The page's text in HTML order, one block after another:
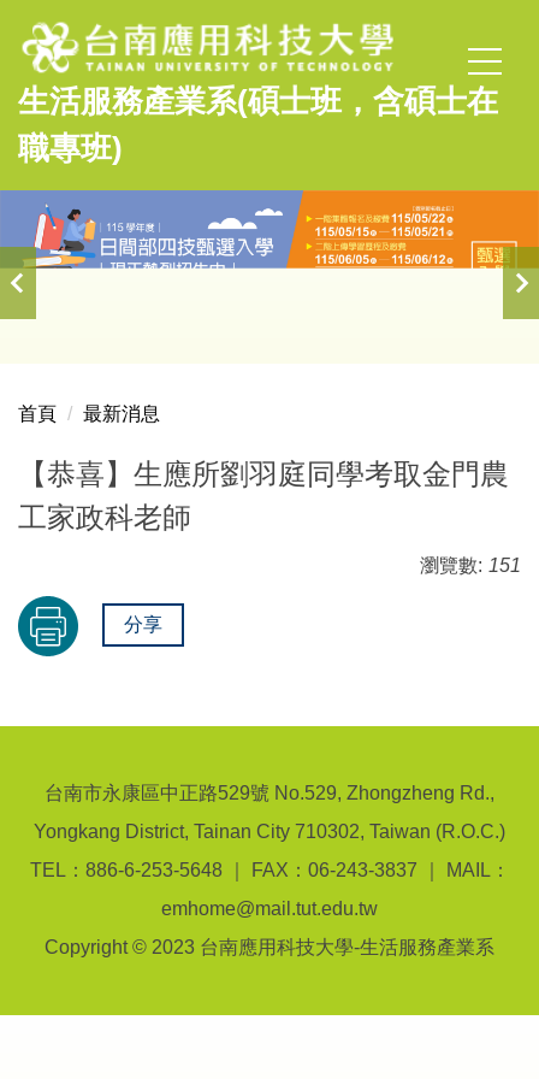
到
要
內
容
區
生活服務產業系(碩士班，含碩士在
職專班)
首頁 最新消息
【恭喜】生應所劉羽庭同學考取金門農
工家政科老師
瀏覽數: 151
分享
台南市永康區中正路529號 No.529, Zhongzheng Rd.,
Yongkang District, Tainan City 710302, Taiwan (R.O.C.)
TEL：886-6-253-5648 ｜ FAX：06-243-3837 ｜ MAIL：
emhome@mail.tut.edu.tw
Copyright © 2023 台南應用科技大學-生活服務產業系